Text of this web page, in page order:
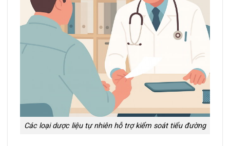
Các loại dược liệu tự nhiên hỗ trợ kiểm soát tiểu đường